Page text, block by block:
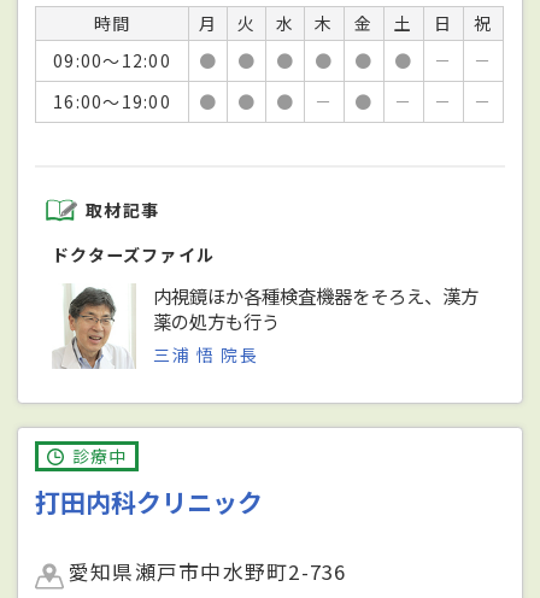
時間 月 火 水 木 金 土 日
祝
09:00～12:00
● ● ● ● ● ● －
－
16:00～19:00
● ● ● － ● － － －
取材記事
ドクターズファイル
内視鏡ほか各種検査機器をそろえ、漢方
薬の処方も行う
三浦 悟 院長
診療中
打田内科クリニック
愛知県瀬戸市中水野町2-736